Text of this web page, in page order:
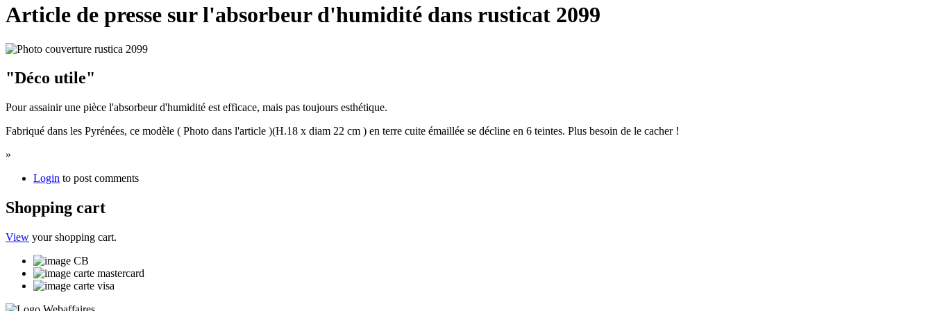
Article de presse sur l'absorbeur d'humidité dans rusticat 2099
"Déco utile"
Pour assainir une pièce l'absorbeur d'humidité est efficace, mais pas toujours esthétique.
Fabriqué dans les Pyrénées, ce modèle ( Photo dans l'article )(H.18 x diam 22 cm ) en terre cuite émaillée se décline en 6 teintes. Plus besoin de le cacher !
»
Login to post comments
Shopping cart
View your shopping cart.